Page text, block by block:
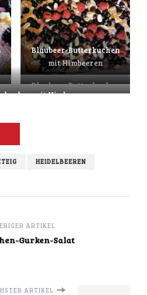
Blaubeer-Butterkuchen
mit Himbeeren
Blaubeer-Butterkuchen
mit Himbeeren
HEIDELBEEREN
ARTIKEL
Gurken-Salat
ARTIKEL